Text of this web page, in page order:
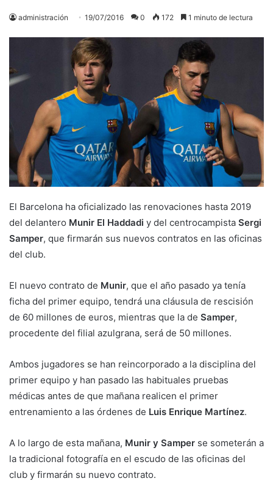
administración 19/07/2016 0 172 1 minuto de lectura
El Barcelona ha oficializado las renovaciones hasta 2019
del delantero Munir El Haddadi y del centrocampista Sergi
Samper, que firmarán sus nuevos contratos en las oficinas
del club.
El nuevo contrato de Munir, que el año pasado ya tenía
ficha del primer equipo, tendrá una cláusula de rescisión
de 60 millones de euros, mientras que la de Samper,
procedente del filial azulgrana, será de 50 millones.
Ambos jugadores se han reincorporado a la disciplina del
primer equipo y han pasado las habituales pruebas
médicas antes de que mañana realicen el primer
entrenamiento a las órdenes de Luis Enrique Martínez.
A lo largo de esta mañana, Munir y Samper se someterán a
la tradicional fotografía en el escudo de las oficinas del
club y firmarán su nuevo contrato.